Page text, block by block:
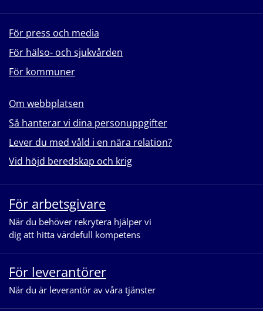
För press och media
För hälso- och sjukvården
För kommuner
Om webbplatsen
Så hanterar vi dina personuppgifter
Lever du med våld i en nära relation?
Vid höjd beredskap och krig
För arbetsgivare
När du behöver rekrytera hjälper vi
dig att hitta värdefull kompetens
För leverantörer
När du är leverantör av våra tjänster